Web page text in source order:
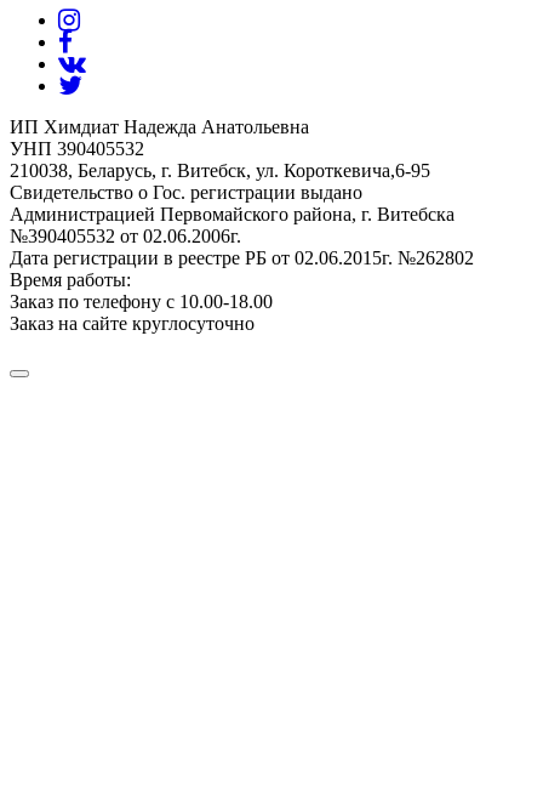
ИП Химдиат Надежда Анатольевна
УНП 390405532
210038, Беларусь, г. Витебск, ул. Короткевича,6-95
Свидетельство о Гос. регистрации выдано
Администрацией Первомайского района, г. Витебска
№390405532 от 02.06.2006г.
Дата регистрации в реестре РБ от 02.06.2015г. №262802
Время работы:
Заказ по телефону с 10.00-18.00
Заказ на сайте круглосуточно